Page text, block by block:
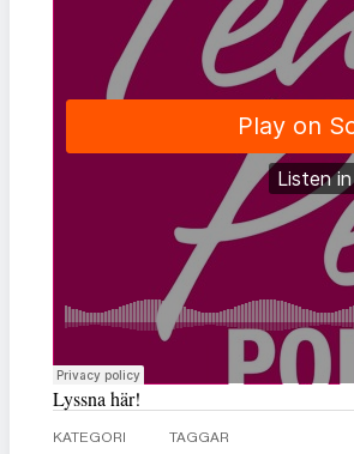
Lyssna här!
KATEGORI TAGGAR